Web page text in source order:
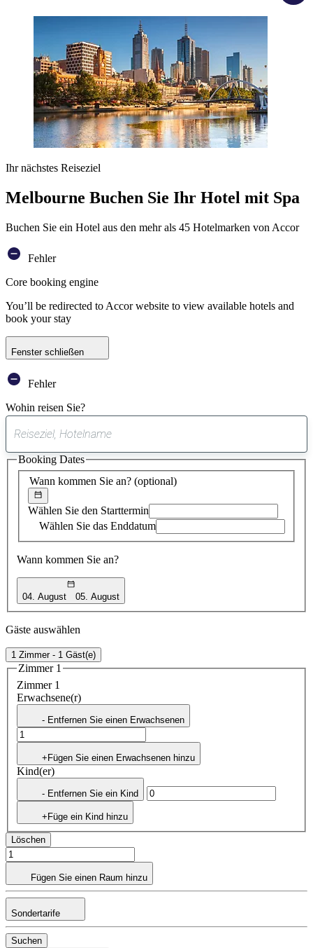
Ihr nächstes Reiseziel
Melbourne Buchen Sie Ihr Hotel mit Spa
Buchen Sie ein Hotel aus den mehr als 45 Hotelmarken von Accor
Fehler
Core booking engine
You’ll be redirected to Accor website to view available hotels and
book your stay
Fenster schließen
Fehler
Wohin reisen Sie?
gefundener
Vorschlag
Wann kommen Sie an? (optional)
Wählen Sie den Starttermin
Wählen Sie das Enddatum
Wann kommen Sie an?
04. August 05. August
Booking Dates
Gäste auswählen
1 Zimmer - 1 Gäst(e)
Zimmer 1
Zimmer 1
Erwachsene(r)
- Entfernen Sie einen Erwachsenen
+Fügen Sie einen Erwachsenen hinzu
Kind(er)
- Entfernen Sie ein Kind
+Füge ein Kind hinzu
Löschen
Fügen Sie einen Raum hinzu
Sondertarife
Suchen